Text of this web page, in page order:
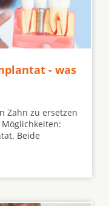
- was
Zahn zu ersetzen
Beide